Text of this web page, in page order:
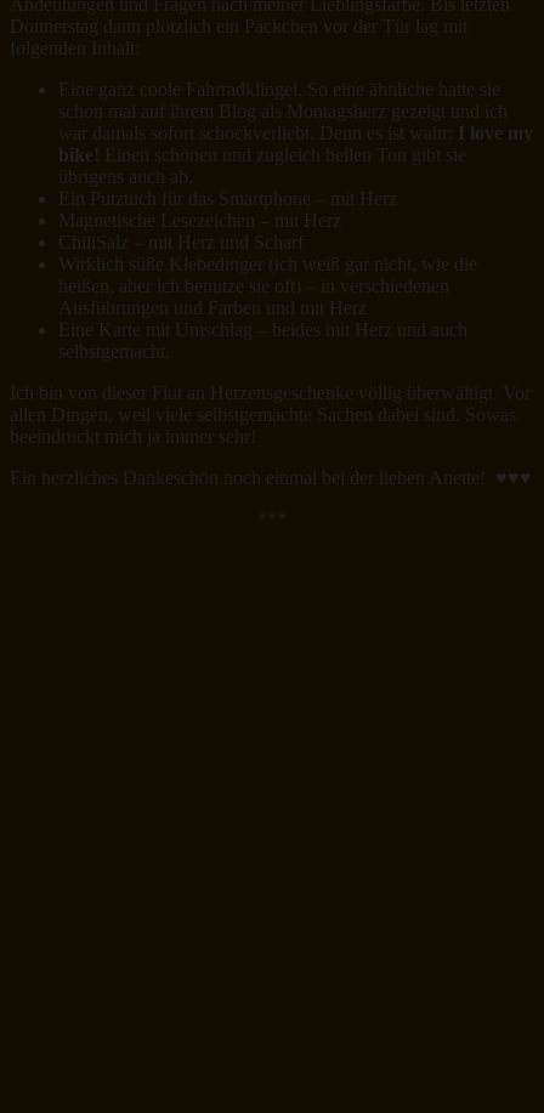
Donnerstag dann plötzlich ein Päckchen vor der Tür lag mit
folgenden Inhalt:
Eine ganz coole Fahrradklingel. So eine ähnliche hatte sie
schon mal auf ihrem Blog als Montagsherz gezeigt und ich
war damals sofort schockverliebt. Denn es ist wahr: I love my
bike! Einen schönen und zugleich hellen Ton gibt sie
übrigens auch ab.
Ein Putztuch für das Smartphone – mit Herz
Magnetische Lesezeichen – mit Herz
ChiliSalz – mit Herz und Scharf
Wirklich süße Klebedinger (ich weiß gar nicht, wie die
heißen, aber ich benutze sie oft) – in verschiedenen
Ausführungen und Farben und mit Herz
Eine Karte mit Umschlag – beides mit Herz und auch
selbstgemacht.
Ich bin von dieser Flut an Herzensgeschenke völlig überwältigt. Vor
allen Dingen, weil viele selbstgemachte Sachen dabei sind. Sowas
beeindruckt mich ja immer sehr!
Ein herzliches Dankeschön noch einmal bei der lieben Anette! ♥♥♥
***